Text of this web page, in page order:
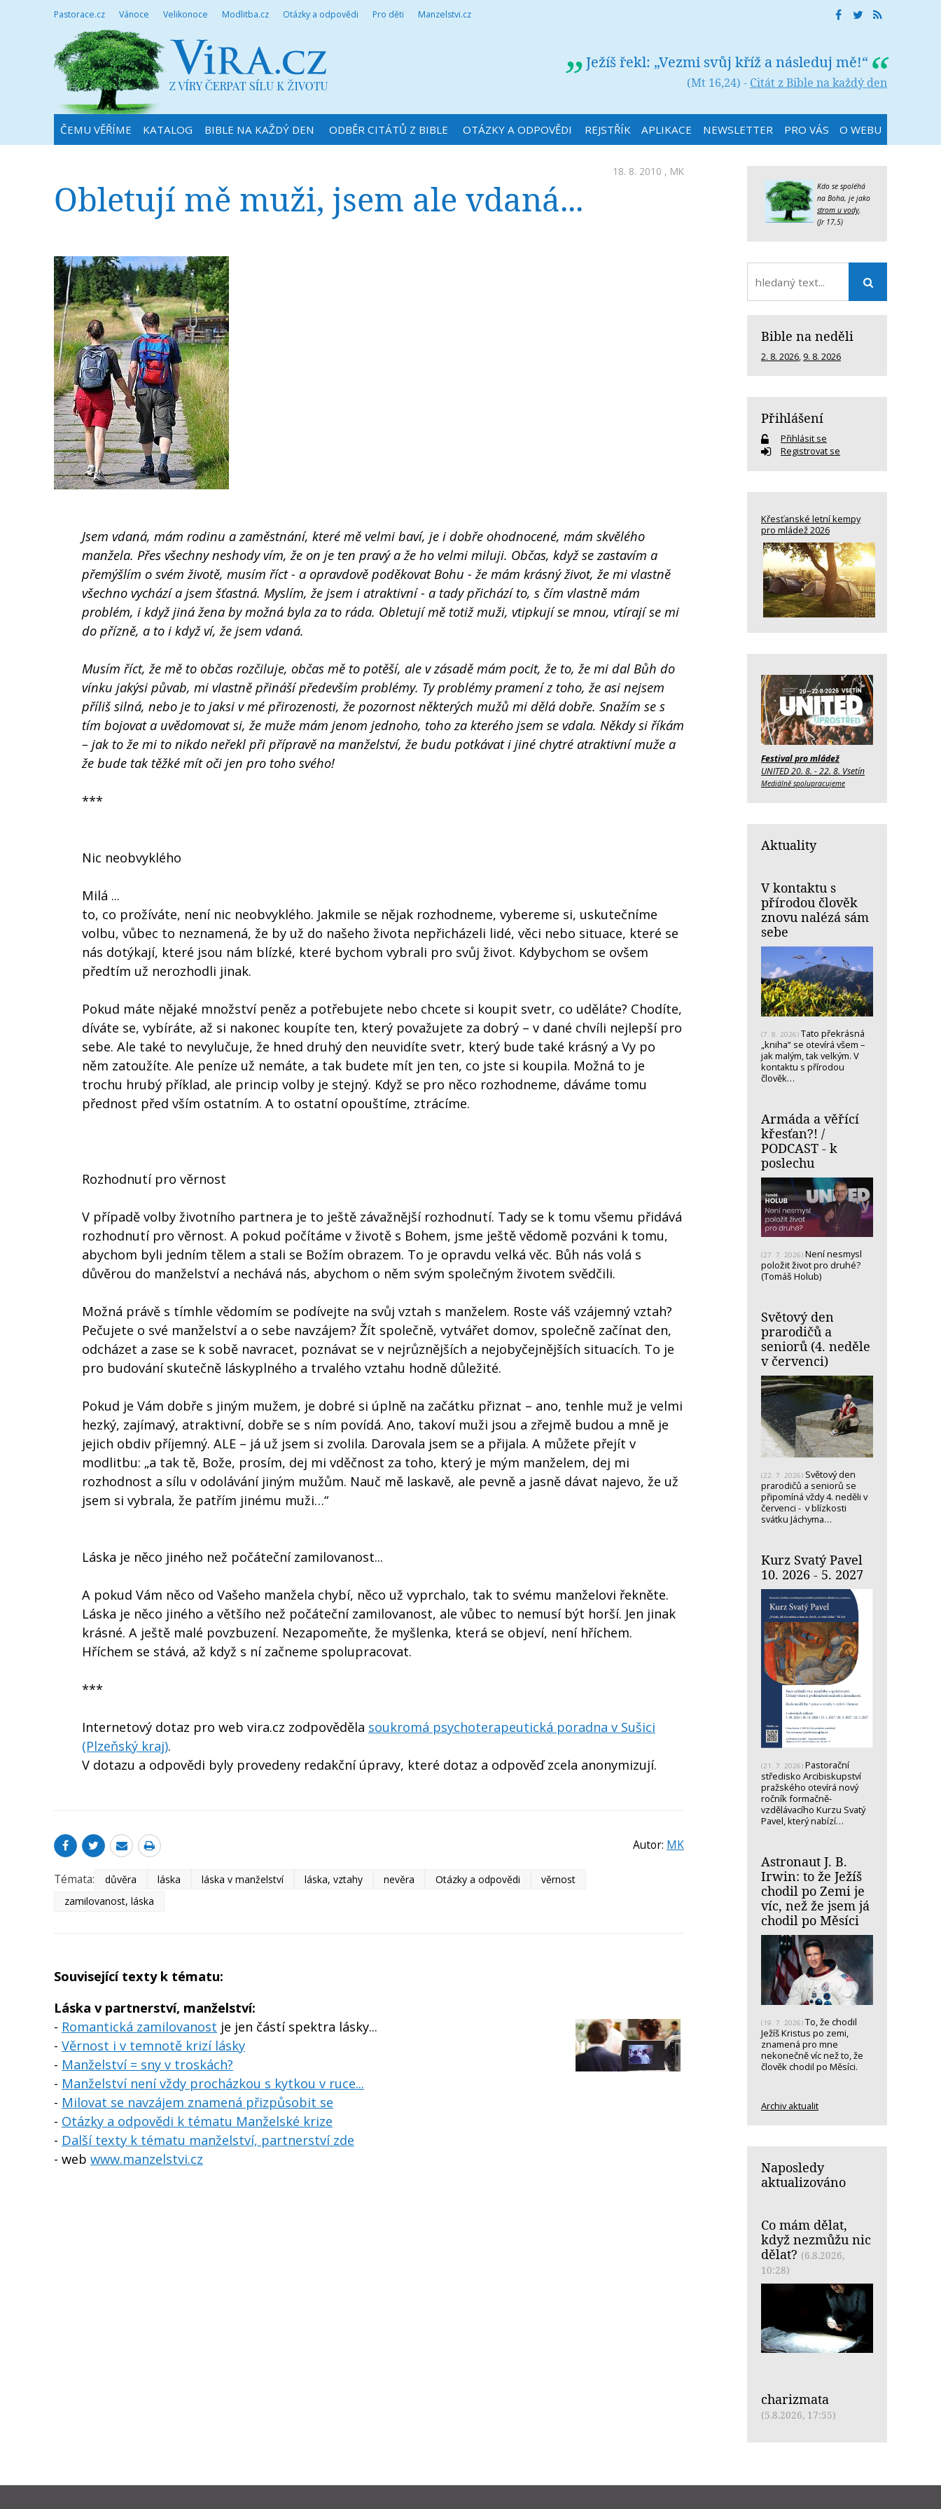
Pastorace.cz Vánoce Velikonoce Modlitba.cz Otázky a odpovědi Pro děti Manzelstvi.cz
Ježíš řekl: „Vezmi svůj kříž a následuj mě!“
(Mt 16,24) - Citát z Bible na každý den
ČEMU VĚŘÍME KATALOG BIBLE NA KAŽDÝ DEN ODBĚR CITÁTŮ Z BIBLE OTÁZKY A ODPOVĚDI REJSTŘÍK APLIKACE NEWSLETTER PRO VÁS O WEBU
18. 8. 2010 , MK
Obletují mě muži, jsem ale vdaná...
Jsem vdaná, mám rodinu a zaměstnání, které mě velmi baví, je i dobře ohodnocené, mám skvělého
manžela. Přes všechny neshody vím, že on je ten pravý a že ho velmi miluji. Občas, když se zastavím a
přemýšlím o svém životě, musím říct - a opravdově poděkovat Bohu - že mám krásný život, že mi vlastně
všechno vychází a jsem šťastná. Myslím, že jsem i atraktivní - a tady přichází to, s čím vlastně mám
problém, i když jiná žena by možná byla za to ráda. Obletují mě totiž muži, vtipkují se mnou, vtírají se mi
do přízně, a to i když ví, že jsem vdaná.
Musím říct, že mě to občas rozčiluje, občas mě to potěší, ale v zásadě mám pocit, že to, že mi dal Bůh do
vínku jakýsi půvab, mi vlastně přináší především problémy. Ty problémy pramení z toho, že asi nejsem
příliš silná, nebo je to jaksi v mé přirozenosti, že pozornost některých mužů mi dělá dobře. Snažím se s
tím bojovat a uvědomovat si, že muže mám jenom jednoho, toho za kterého jsem se vdala. Někdy si říkám
– jak to že mi to nikdo neřekl při přípravě na manželství, že budu potkávat i jiné chytré atraktivní muže a
že bude tak těžké mít oči jen pro toho svého!
***
Nic neobvyklého
Milá ...
to, co prožíváte, není nic neobvyklého. Jakmile se nějak rozhodneme, vybereme si, uskutečníme
volbu, vůbec to neznamená, že by už do našeho života nepřicházeli lidé, věci nebo situace, které se
nás dotýkají, které jsou nám blízké, které bychom vybrali pro svůj život. Kdybychom se ovšem
předtím už nerozhodli jinak.
Pokud máte nějaké množství peněz a potřebujete nebo chcete si koupit svetr, co uděláte? Chodíte,
díváte se, vybíráte, až si nakonec koupíte ten, který považujete za dobrý – v dané chvíli nejlepší pro
sebe. Ale také to nevylučuje, že hned druhý den neuvidíte svetr, který bude také krásný a Vy po
něm zatoužíte. Ale peníze už nemáte, a tak budete mít jen ten, co jste si koupila. Možná to je
trochu hrubý příklad, ale princip volby je stejný. Když se pro něco rozhodneme, dáváme tomu
přednost před vším ostatním. A to ostatní opouštíme, ztrácíme.
Rozhodnutí pro věrnost
V případě volby životního partnera je to ještě závažnější rozhodnutí. Tady se k tomu všemu přidává
rozhodnutí pro věrnost. A pokud počítáme v životě s Bohem, jsme ještě vědomě pozváni k tomu,
abychom byli jedním tělem a stali se Božím obrazem. To je opravdu velká věc. Bůh nás volá s
důvěrou do manželství a nechává nás, abychom o něm svým společným životem svědčili.
Možná právě s tímhle vědomím se podívejte na svůj vztah s manželem. Roste váš vzájemný vztah?
Pečujete o své manželství a o sebe navzájem? Žít společně, vytvářet domov, společně začínat den,
odcházet a zase se k sobě navracet, poznávat se v nejrůznějších a nejobyčejnějších situacích. To je
pro budování skutečně láskyplného a trvalého vztahu hodně důležité.
Pokud je Vám dobře s jiným mužem, je dobré si úplně na začátku přiznat – ano, tenhle muž je velmi
hezký, zajímavý, atraktivní, dobře se s ním povídá. Ano, takoví muži jsou a zřejmě budou a mně je
jejich obdiv příjemný. ALE – já už jsem si zvolila. Darovala jsem se a přijala. A můžete přejít v
modlitbu: „a tak tě, Bože, prosím, dej mi vděčnost za toho, který je mým manželem, dej mi
rozhodnost a sílu v odolávání jiným mužům. Nauč mě laskavě, ale pevně a jasně dávat najevo, že už
jsem si vybrala, že patřím jinému muži…“
Láska je něco jiného než počáteční zamilovanost...
A pokud Vám něco od Vašeho manžela chybí, něco už vyprchalo, tak to svému manželovi řekněte.
Láska je něco jiného a většího než počáteční zamilovanost, ale vůbec to nemusí být horší. Jen jinak
krásné. A ještě malé povzbuzení. Nezapomeňte, že myšlenka, která se objeví, není hříchem.
Hříchem se stává, až když s ní začneme spolupracovat.
***
Internetový dotaz pro web vira.cz zodpověděla soukromá psychoterapeutická poradna v Sušici
(Plzeňský kraj).
V dotazu a odpovědi byly provedeny redakční úpravy, které dotaz a odpověď zcela anonymizují.
Autor: MK
Témata: důvěra láska láska v manželství láska, vztahy nevěra Otázky a odpovědi
věrnost
zamilovanost, láska
Související texty k tématu:
Láska v partnerství, manželství:
- Romantická zamilovanost je jen částí spektra lásky...
- Věrnost i v temnotě krizí lásky
- Manželství = sny v troskách?
- Manželství není vždy procházkou s kytkou v ruce...
- Milovat se navzájem znamená přizpůsobit se
- Otázky a odpovědi k tématu Manželské krize
- Další texty k tématu manželství, partnerství zde
- web www.manzelstvi.cz
Kdo se spoléhá
na Boha, je jako
strom u vody.
(Jr 17,5)
Bible na neděli
2. 8. 2026, 9. 8. 2026
Přihlášení
Přihlásit se
Registrovat se
Křesťanské letní kempy
pro mládež 2026
Festival pro mládež
UNITED 20. 8. - 22. 8. Vsetín
Mediálně spolupracujeme
Aktuality
V kontaktu s
přírodou člověk
znovu nalézá sám
sebe
(7. 8. 2026) Tato překrásná
„kniha“ se otevírá všem –
jak malým, tak velkým. V
kontaktu s přírodou
člověk…
Armáda a věřící
křesťan?! /
PODCAST - k
poslechu
(27. 7. 2026) Není nesmysl
položit život pro druhé?
(Tomáš Holub)
Světový den
prarodičů a
seniorů (4. neděle
v červenci)
(22. 7. 2026) Světový den
prarodičů a seniorů se
připomíná vždy 4. neděli v
červenci - v blízkosti
svátku Jáchyma…
Kurz Svatý Pavel
10. 2026 - 5. 2027
(21. 7. 2026) Pastorační
středisko Arcibiskupství
pražského otevírá nový
ročník formačně-
vzdělávacího Kurzu Svatý
Pavel, který nabízí…
Astronaut J. B.
Irwin: to že Ježíš
chodil po Zemi je
víc, než že jsem já
chodil po Měsíci
(19. 7. 2026) To, že chodil
Ježíš Kristus po zemi,
znamená pro mne
nekonečně víc než to, že
člověk chodil po Měsíci.
Archiv aktualit
Naposledy
aktualizováno
Co mám dělat,
když nezmůžu nic
dělat? (6.8.2026,
10:28)
charizmata
(5.8.2026, 17:55)